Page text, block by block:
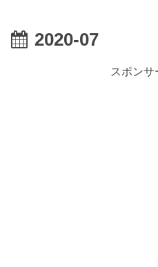
2020-07
スポンサ